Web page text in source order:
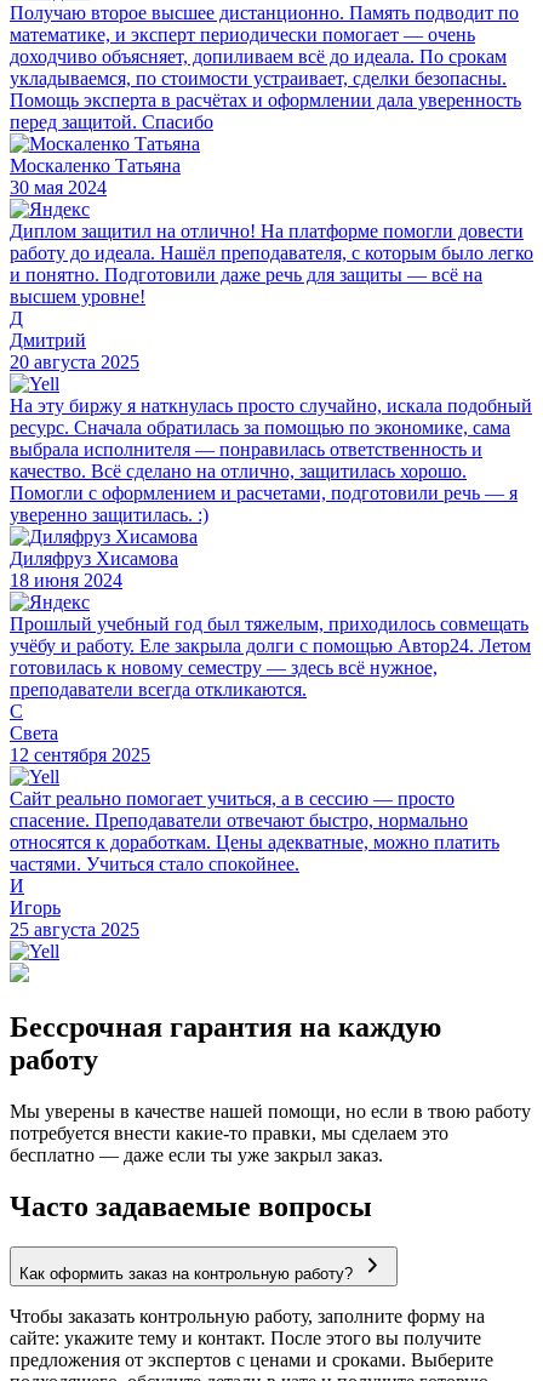
Получаю второе высшее дистанционно. Память подводит по
математике, и эксперт периодически помогает — очень
доходчиво объясняет, допиливаем всё до идеала. По срокам
укладываемся, по стоимости устраивает, сделки безопасны.
Помощь эксперта в расчётах и оформлении дала уверенность
перед защитой. Спасибо
Москаленко Татьяна
30 мая 2024
Диплом защитил на отлично! На платформе помогли довести
работу до идеала. Нашёл преподавателя, с которым было легко
и понятно. Подготовили даже речь для защиты — всё на
высшем уровне!
Д
Дмитрий
20 августа 2025
На эту биржу я наткнулась просто случайно, искала подобный
ресурс. Сначала обратилась за помощью по экономике, сама
выбрала исполнителя — понравилась ответственность и
качество. Всё сделано на отлично, защитилась хорошо.
Помогли с оформлением и расчетами, подготовили речь — я
уверенно защитилась. :)
Диляфруз Хисамова
18 июня 2024
Прошлый учебный год был тяжелым, приходилось совмещать
учёбу и работу. Еле закрыла долги с помощью Автор24. Летом
готовилась к новому семестру — здесь всё нужное,
преподаватели всегда откликаются.
С
Света
12 сентября 2025
Сайт реально помогает учиться, а в сессию — просто
спасение. Преподаватели отвечают быстро, нормально
относятся к доработкам. Цены адекватные, можно платить
частями. Учиться стало спокойнее.
И
Игорь
25 августа 2025
Бессрочная гарантия на каждую
работу
Мы уверены в качестве нашей помощи, но если в твою работу
потребуется внести какие-то правки, мы сделаем это
бесплатно — даже если ты уже закрыл заказ.
Часто задаваемые вопросы
Как оформить заказ на контрольную работу?
Чтобы заказать контрольную работу, заполните форму на
сайте: укажите тему и контакт. После этого вы получите
предложения от экспертов с ценами и сроками. Выберите